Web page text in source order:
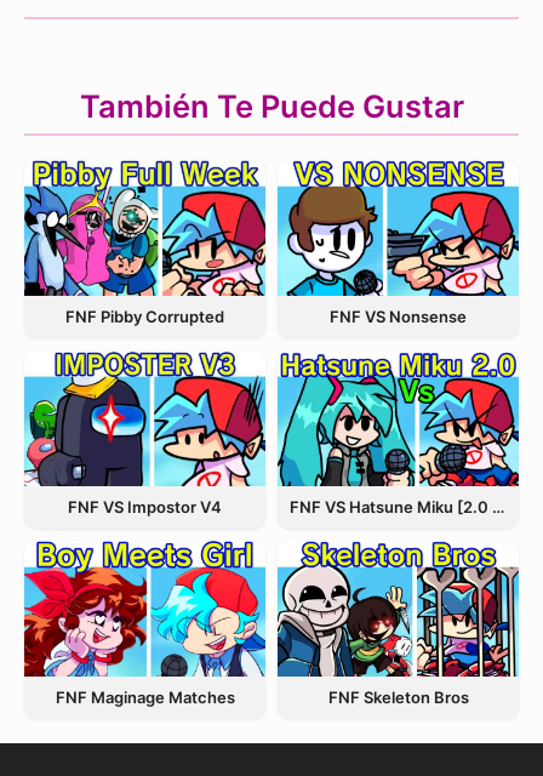
También Te Puede Gustar
FNF Pibby Corrupted FNF VS Nonsense
FNF VS Impostor V4 FNF VS Hatsune Miku [2.0 Update]
FNF Maginage Matches FNF Skeleton Bros